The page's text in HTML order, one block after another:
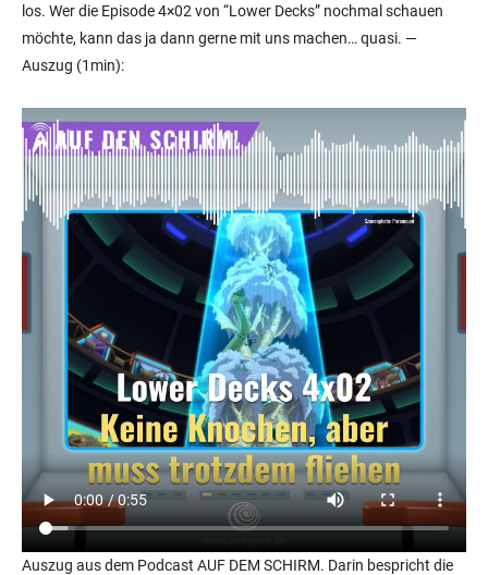
los. Wer die Episode 4×02 von “Lower Decks” nochmal schauen
möchte, kann das ja dann gerne mit uns machen… quasi. —
Auszug (1min):
Auszug aus dem Podcast AUF DEM SCHIRM. Darin bespricht die